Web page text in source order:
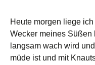
Heute morgen liege
Wecker meines Süßen
langsam wach wird
müde ist und mit